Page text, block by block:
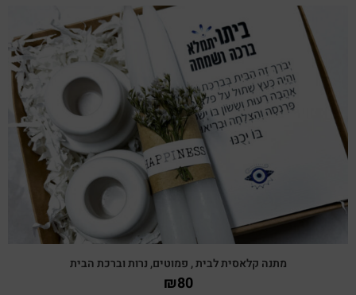
צפייה מהירה
מתנה קלאסית לבית , פמוטים, נרות וברכת הבית
₪80